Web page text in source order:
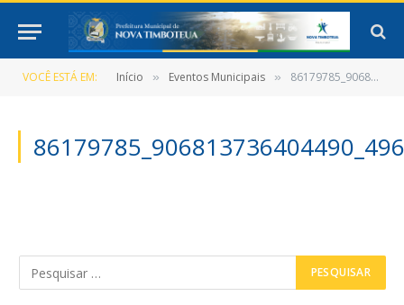
VOCÊ ESTÁ EM: Início » Eventos Municipais » 86179785_906813736404490_4961906855858143232_o